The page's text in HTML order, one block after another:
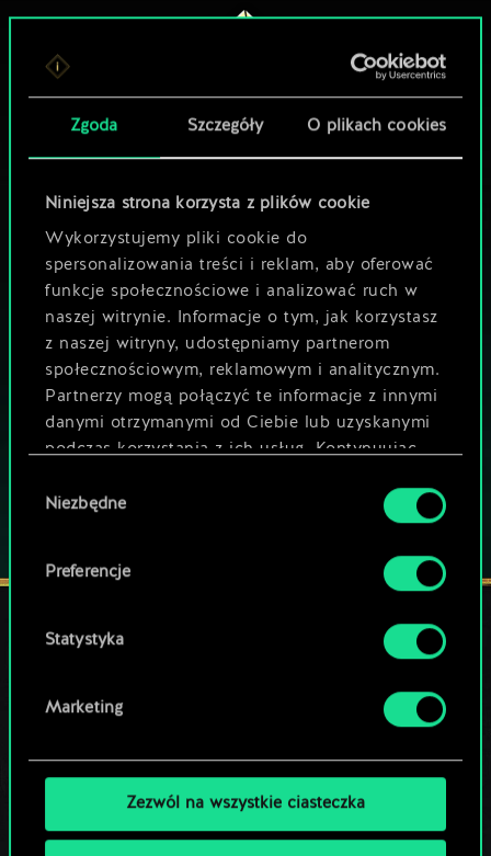
Zgoda Szczegóły O plikach cookies
Niniejsza strona korzysta z plików cookie
Wykorzystujemy pliki cookie do
spersonalizowania treści i reklam, aby oferować
funkcje społecznościowe i analizować ruch w
naszej witrynie. Informacje o tym, jak korzystasz
z naszej witryny, udostępniamy partnerom
społecznościowym, reklamowym i analitycznym.
Partnerzy mogą połączyć te informacje z innymi
danymi otrzymanymi od Ciebie lub uzyskanymi
podczas korzystania z ich usług. Kontynuując
używanie plików cookie.
zgody
Niezbędne
Preferencje
Statystyka
Marketing
Zezwól na wszystkie ciasteczka
MOŻE PARTYJKA W GWINTA?
ZAGRAJ ZA
DARMO NA PC
Gra zawiera opcjonalne mikrotransakcje
GRAJ RÓWNIEŻ NA:
POZOSTAŃ W KONTAKCIE